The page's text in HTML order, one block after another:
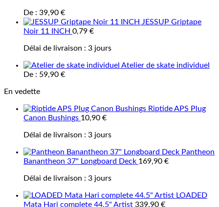
De : 39,90 €
JESSUP Griptape
Noir 11 INCH 0,79 €
Délai de livraison : 3 jours
Atelier de skate individuel
De : 59,90 €
En vedette
Riptide APS Plug
Canon Bushings 10,90 €
Délai de livraison : 3 jours
Pantheon
Banantheon 37" Longboard Deck 169,90 €
Délai de livraison : 3 jours
LOADED
Mata Hari complete 44.5" Artist 339,90 €